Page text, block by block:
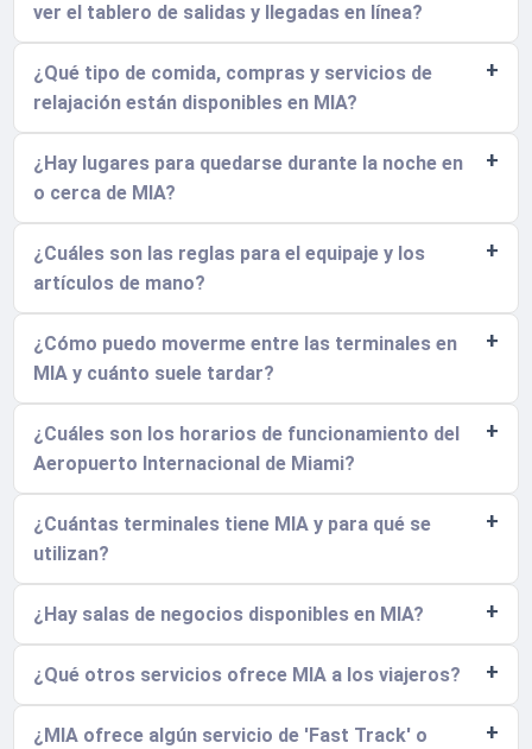
ver el tablero de salidas y llegadas en línea?
¿Qué tipo de comida, compras y servicios de
relajación están disponibles en MIA?
¿Hay lugares para quedarse durante la noche en
o cerca de MIA?
¿Cuáles son las reglas para el equipaje y los
artículos de mano?
¿Cómo puedo moverme entre las terminales en
MIA y cuánto suele tardar?
¿Cuáles son los horarios de funcionamiento del
Aeropuerto Internacional de Miami?
¿Cuántas terminales tiene MIA y para qué se
utilizan?
¿Hay salas de negocios disponibles en MIA?
¿Qué otros servicios ofrece MIA a los viajeros?
¿MIA ofrece algún servicio de 'Fast Track' o